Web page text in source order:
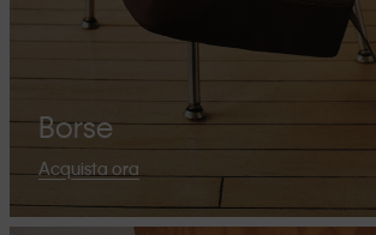
Borse
Acquista ora